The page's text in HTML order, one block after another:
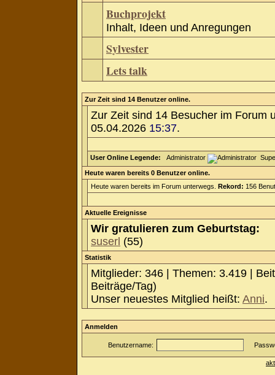
Buchprojekt
Inhalt, Ideen und Anregungen
Sylvester
Lets talk
Zur Zeit sind 14 Benutzer online.
Zur Zeit sind 14 Besucher im Forum
05.04.2026 15:37.
User Online Legende: Administrator
Heute waren bereits 0 Benutzer online.
Heute waren bereits im Forum unterwegs. Rekord: 156
Aktuelle Ereignisse
Wir gratulieren zum Geburtstag:
suserl (55)
Statistik
Mitglieder: 346 | Themen: 3.419 |
Beiträge/Tag)
Unser neuestes Mitglied heißt: Anni.
Anmelden
Benutzername: